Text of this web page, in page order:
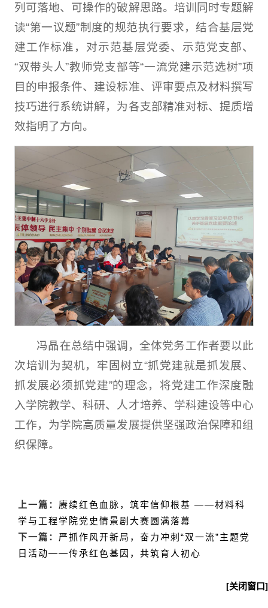
列可落地、可操作的破解思路。培训同时专题解
读“第一议题”制度的规范执行要求，结合基层党
建工作标准，对示范基层党委、示范党支部、
“双带头人”教师党支部等“一流党建示范选树”项
目的申报条件、建设标准、评审要点及材料撰写
技巧进行系统讲解，为各支部精准对标、提质增
效指明了方向。
冯晶在总结中强调，全体党务工作者要以此
次培训为契机，牢固树立“抓党建就是抓发展、
抓发展必须抓党建”的理念，将党建工作深度融
入学院教学、科研、人才培养、学科建设等中心
工作，为学院高质量发展提供坚强政治保障和组
织保障。
上一篇： 赓续红色血脉，筑牢信仰根基 ——材料科
学与工程学院党史情景剧大赛圆满落幕
下一篇： 严抓作风开新局，奋力冲刺“双一流”主题党
日活动——传承红色基因，共筑育人初心
[关闭窗口]